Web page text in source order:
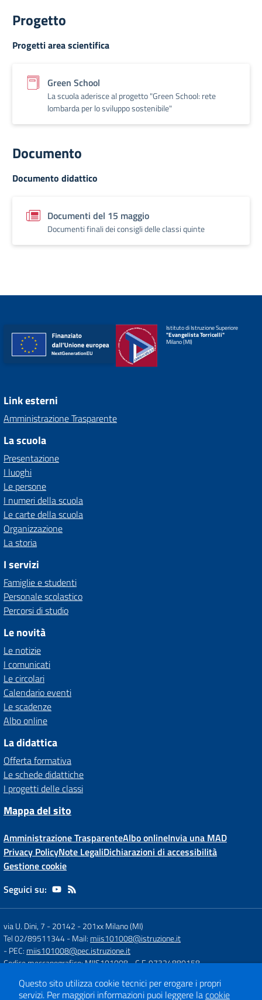
Progetto
Progetti area scientifica
Green School
La scuola aderisce al progetto "Green School: rete
lombarda per lo sviluppo sostenibile"
Documento
Documento didattico
Documenti del 15 maggio
Documenti finali dei consigli delle classi quinte
Istituto di Istruzione Superiore
"Evangelista Torricelli"
Milano (MI)
Link esterni
Amministrazione Trasparente
La scuola
Presentazione
I luoghi
Le persone
I numeri della scuola
Le carte della scuola
Organizzazione
La storia
I servizi
Famiglie e studenti
Personale scolastico
Percorsi di studio
Le novità
Le notizie
I comunicati
Le circolari
Calendario eventi
Le scadenze
Albo online
La didattica
Offerta formativa
Le schede didattiche
I progetti delle classi
Mappa del sito
Amministrazione TrasparenteAlbo onlineInvia una MAD
Privacy PolicyNote LegaliDichiarazioni di accessibilità
Gestione cookie
Seguici su:
via U. Dini, 7 - 20142 -201xx Milano (MI)
Tel 02/89511344- Mail: miis101008@istruzione.it
- PEC: miis101008@pec.istruzione.it
Codice meccanografico: MIIS101008- C.F. 97324880158
Concept & Design by Designers Italia
Questo sito utilizza cookie tecnici per erogare i propri
servizi. Per maggiori informazioni puoi leggere lacookie